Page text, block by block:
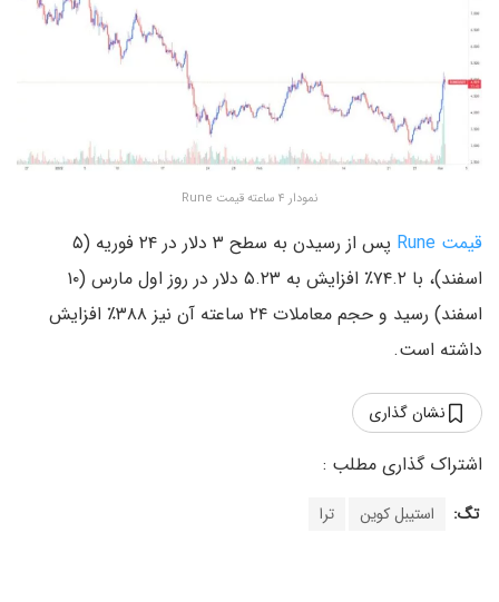
نمودار ۴ ساعته قیمت Rune
قیمت Rune
پس از رسیدن به سطح ۳ دلار در ۲۴ فوریه (۵
اسفند)، با ۷۴.۲٪ افزایش به ۵.۲۳ دلار در روز اول مارس (۱۰
اسفند) رسید و حجم معاملات ۲۴ ساعته آن نیز ۳۸۸٪ افزایش
داشته است.
نشان گذاری
تگ: استیبل کوین ترا